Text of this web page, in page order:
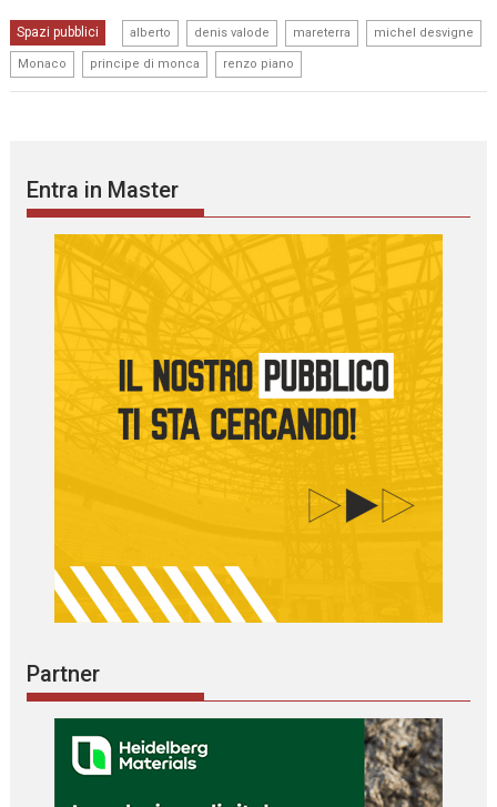
Spazi pubblici alberto denis valode mareterra michel desvigne
Monaco principe di monca renzo piano
Entra in Master
Partner